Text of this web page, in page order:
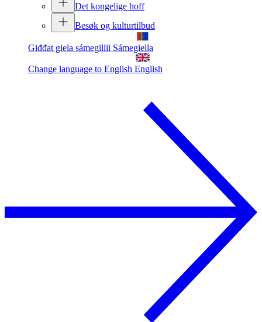
Det kongelige hoff
Besøk og kulturtilbud
Giđđat giela sámegillii Sámegiella
Change language to English English